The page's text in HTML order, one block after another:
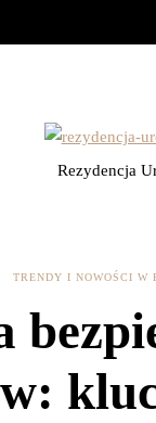
Rezydencja
TRENDY I NOWOŚCI W